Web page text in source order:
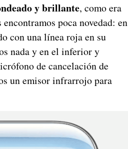
y brillante, como era
poca novedad: en
con una línea roja en su
nada y en el inferior y
de cancelación de
un emisor infrarrojo para